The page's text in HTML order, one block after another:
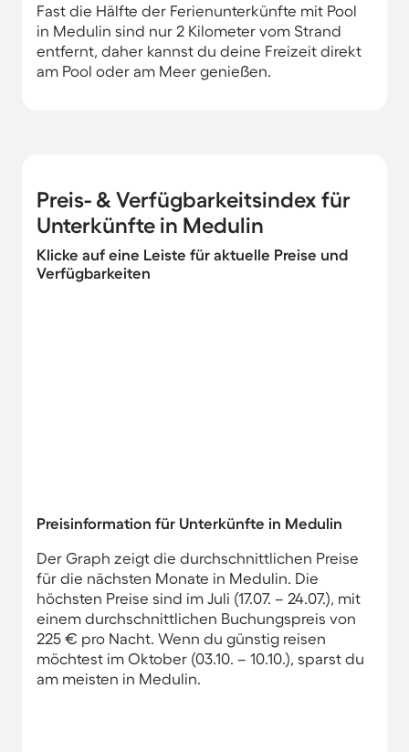
Fast die Hälfte der Ferienunterkünfte mit Pool
in Medulin sind nur 2 Kilometer vom Strand
entfernt, daher kannst du deine Freizeit direkt
am Pool oder am Meer genießen.
Preis- & Verfügbarkeitsindex für
Unterkünfte in Medulin
Klicke auf eine Leiste für aktuelle Preise und
Verfügbarkeiten
Preisinformation für Unterkünfte in Medulin
Der Graph zeigt die durchschnittlichen Preise
für die nächsten Monate in Medulin. Die
höchsten Preise sind im Juli (17.07. – 24.07.), mit
einem durchschnittlichen Buchungspreis von
225 € pro Nacht. Wenn du günstig reisen
möchtest im Oktober (03.10. – 10.10.), sparst du
am meisten in Medulin.